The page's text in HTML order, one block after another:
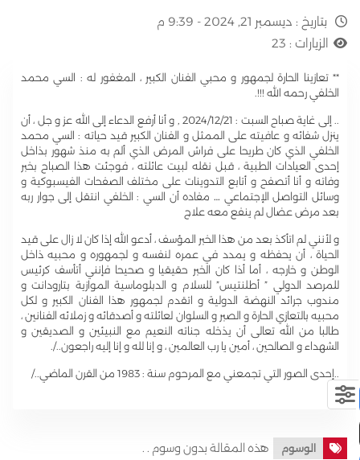
بتاريخ : ديسمبر 21, 2024 - 9:39 م
الزيارات : 23
** تعازينا الحارة لجمهور و محبي الفنان الكبير ، المغفور له : السي محمد
الخلفي رحمه الله !!!.
.. إلى غاية صباح السبت : 2024/12/21 , و أنا أرفع الدعاء إلى الله عز و جل ، أن
ينزل شفائه و عافيته على الممثل و الفنان الكبير قيد حياته : السي محمد
الخلفي الذي كان طريحا على فراش المرض الذي ألم به منذ شهور بذاخل
إحدى العيادات الطبية ، قبل نقله لبيت عائلته ، فوجئت هذا الصباح بخبر
وفاته و أنا أتصفح و أتابع التدوينات على مختلف الصفحات الفيسبوكية و
وسائل التواصل الإجتماعي … مفاده أن السي : الخلفي انتقل إلى جوار ربه
بعد مرض عضال لم ينفع معه علاج
و لأنني لم اتأكذ بعد من هذا الخبر المؤسف ، أدعو الله إذا كان لا زال على قيد
الحياة ، أن يحفظه و يمدد في عمره لنفسه و لجمهوره و محبيه ذاخل
الوطن و خارجه ، أما أذا كان الخبر حقيقيا و صحيحا فإنني أتأسف كرئيس
للمرصد الدولي ” أطلنتيس” للسلام و الدبلوماسية الموازية بتارودانت و
مندوب جرائد النهضة الدولية و اتقدم لجمهور هذا الفنان الكبير و لكل
محبيه بالتعازي الحارة و الصبر و السلوان لعائلته و أصدقائه و زملائه الفنانين ،
طالبا من الله تعالى أن يذخله جناته النعيم مع النبيئين و الصديقين و
الشهداء و الصالحين ، أمين يا رب العالمين ، و إنا لله و إنا إليه راجعون../.
..إحدى الصور التي تجمعني مع المرحوم سنة : 1983 من القرن الماضي../
الوسوم هذه المقالة بدون وسوم . .